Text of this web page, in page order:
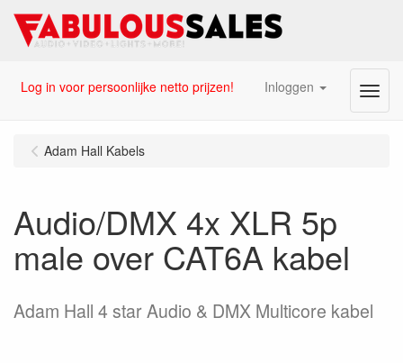
Log in voor persoonlijke netto prijzen! Inloggen Menu
Adam Hall Kabels
Audio/DMX 4x XLR 5p
male over CAT6A kabel
Adam Hall 4 star Audio & DMX Multicore kabel